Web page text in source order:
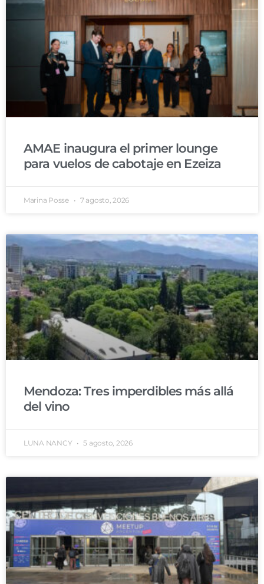
AMAE inaugura el primer lounge
para vuelos de cabotaje en Ezeiza
Marina Posse 7 agosto, 2026
Mendoza: Tres imperdibles más allá
del vino
LUNA NANCY 5 agosto, 2026